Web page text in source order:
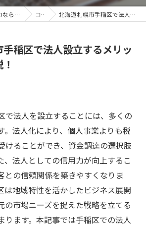
北海道札幌のハンコならはんこ屋さん21手稲駅南口店 コラム 北海道札幌市手稲区で法人設立するメリットを徹底解説！
稲区で法人設立するメリッ
で法人を設立することには、多くの
。法人化により、個人事業よりも税
けることができ、資金調達の選択肢
、法人としての信用力が向上するこ
との信頼関係を築きやすくなりま
は地域特性を活かしたビジネス展開
の市場ニーズを捉えた戦略を立てる
ります。本記事では手稲区での法人